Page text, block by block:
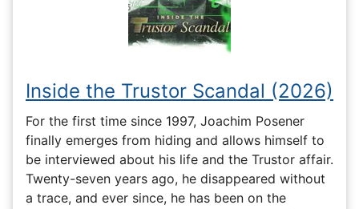
Inside the Trustor Scandal (2026)
For the first time since 1997, Joachim Posener
finally emerges from hiding and allows himself to
be interviewed about his life and the Trustor affair.
Twenty-seven years ago, he disappeared without
a trace, and ever since, he has been on the